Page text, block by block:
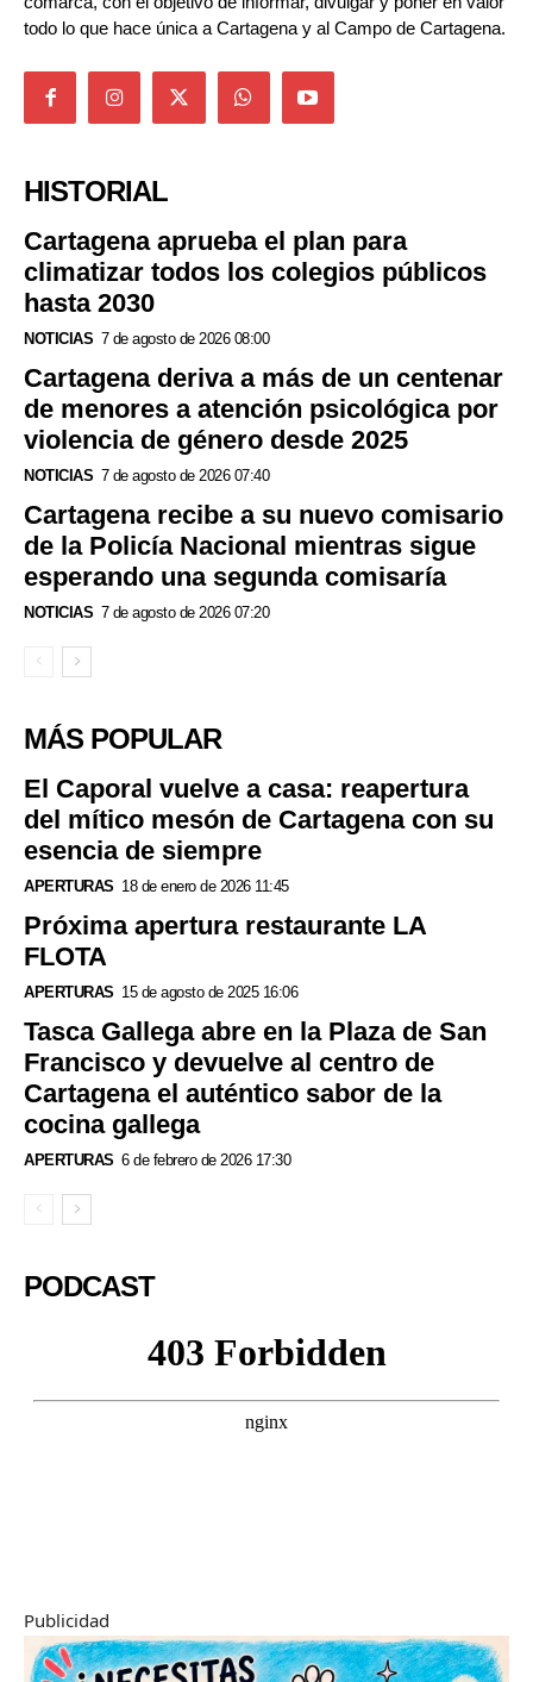
todo lo que hace única a Cartagena y al Campo de Cartagena.
HISTORIAL
Cartagena aprueba el plan para
climatizar todos los colegios públicos
hasta 2030
NOTICIAS 7 de agosto de 2026 08:00
Cartagena deriva a más de un centenar
de menores a atención psicológica por
violencia de género desde 2025
NOTICIAS 7 de agosto de 2026 07:40
Cartagena recibe a su nuevo comisario
de la Policía Nacional mientras sigue
esperando una segunda comisaría
NOTICIAS 7 de agosto de 2026 07:20
MÁS POPULAR
El Caporal vuelve a casa: reapertura
del mítico mesón de Cartagena con su
esencia de siempre
APERTURAS 18 de enero de 2026 11:45
Próxima apertura restaurante LA
FLOTA
APERTURAS 15 de agosto de 2025 16:06
Tasca Gallega abre en la Plaza de San
Francisco y devuelve al centro de
Cartagena el auténtico sabor de la
cocina gallega
APERTURAS 6 de febrero de 2026 17:30
PODCAST
Publicidad